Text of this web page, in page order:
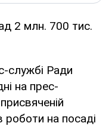
2 млн. 700 тис.
службі Ради
на прес-
роботи на посаді